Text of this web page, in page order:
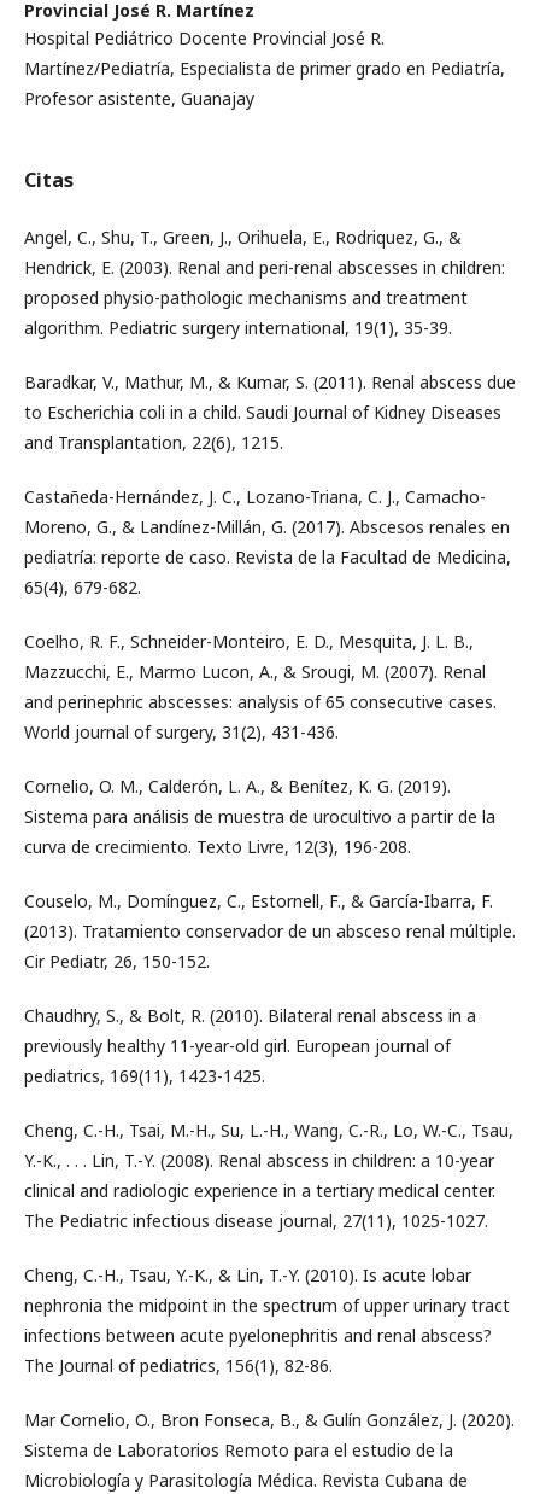
Provincial José R. Martínez
Hospital Pediátrico Docente Provincial José R.
Martínez/Pediatría, Especialista de primer grado en Pediatría,
Profesor asistente, Guanajay
Citas
Angel, C., Shu, T., Green, J., Orihuela, E., Rodriquez, G., &
Hendrick, E. (2003). Renal and peri-renal abscesses in children:
proposed physio-pathologic mechanisms and treatment
algorithm. Pediatric surgery international, 19(1), 35-39.
Baradkar, V., Mathur, M., & Kumar, S. (2011). Renal abscess due
to Escherichia coli in a child. Saudi Journal of Kidney Diseases
and Transplantation, 22(6), 1215.
Castañeda-Hernández, J. C., Lozano-Triana, C. J., Camacho-
Moreno, G., & Landínez-Millán, G. (2017). Abscesos renales en
pediatría: reporte de caso. Revista de la Facultad de Medicina,
65(4), 679-682.
Coelho, R. F., Schneider-Monteiro, E. D., Mesquita, J. L. B.,
Mazzucchi, E., Marmo Lucon, A., & Srougi, M. (2007). Renal
and perinephric abscesses: analysis of 65 consecutive cases.
World journal of surgery, 31(2), 431-436.
Cornelio, O. M., Calderón, L. A., & Benítez, K. G. (2019).
Sistema para análisis de muestra de urocultivo a partir de la
curva de crecimiento. Texto Livre, 12(3), 196-208.
Couselo, M., Domínguez, C., Estornell, F., & García-Ibarra, F.
(2013). Tratamiento conservador de un absceso renal múltiple.
Cir Pediatr, 26, 150-152.
Chaudhry, S., & Bolt, R. (2010). Bilateral renal abscess in a
previously healthy 11-year-old girl. European journal of
pediatrics, 169(11), 1423-1425.
Cheng, C.-H., Tsai, M.-H., Su, L.-H., Wang, C.-R., Lo, W.-C., Tsau,
Y.-K., . . . Lin, T.-Y. (2008). Renal abscess in children: a 10-year
clinical and radiologic experience in a tertiary medical center.
The Pediatric infectious disease journal, 27(11), 1025-1027.
Cheng, C.-H., Tsau, Y.-K., & Lin, T.-Y. (2010). Is acute lobar
nephronia the midpoint in the spectrum of upper urinary tract
infections between acute pyelonephritis and renal abscess?
The Journal of pediatrics, 156(1), 82-86.
Mar Cornelio, O., Bron Fonseca, B., & Gulín González, J. (2020).
Sistema de Laboratorios Remoto para el estudio de la
Microbiología y Parasitología Médica. Revista Cubana de